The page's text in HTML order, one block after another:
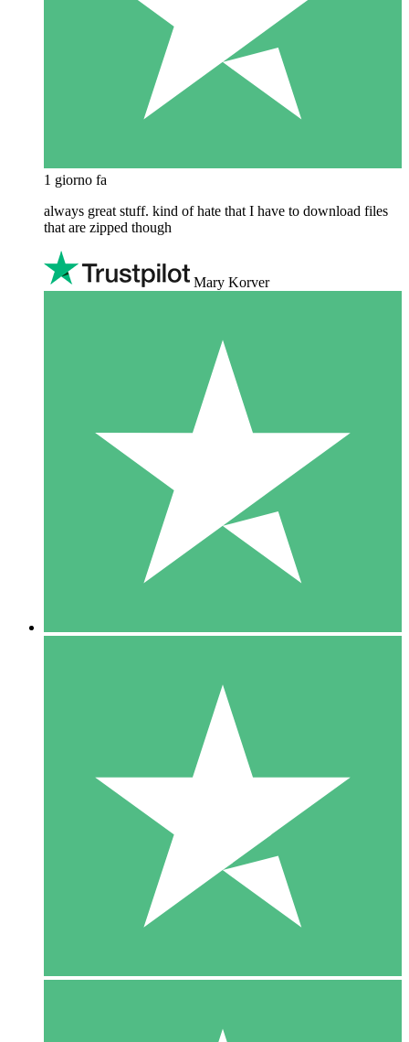
1 giorno fa
always great stuff. kind of hate that I have to download files
that are zipped though
Mary Korver